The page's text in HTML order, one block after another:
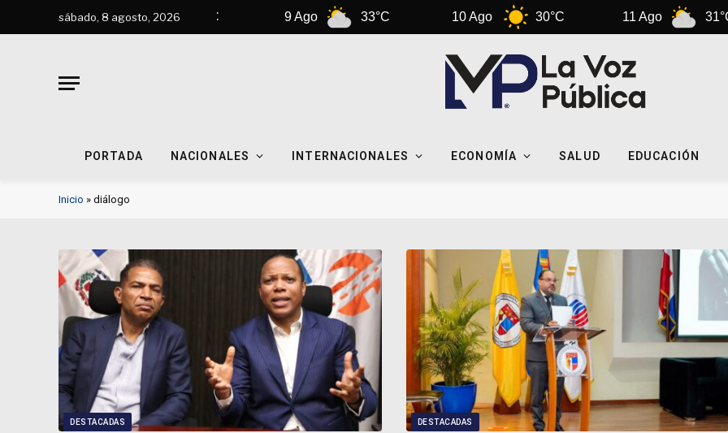
sábado, 8 agosto, 2026
8 Ago 31°C 9 Ago 33°C 10 Ago 30°C 11 Ago 31°C 12
PORTADA NACIONALES INTERNACIONALES ECONOMÍA SALUD EDUCACIÓN
Inicio » diálogo
DESTACADAS DESTACADAS